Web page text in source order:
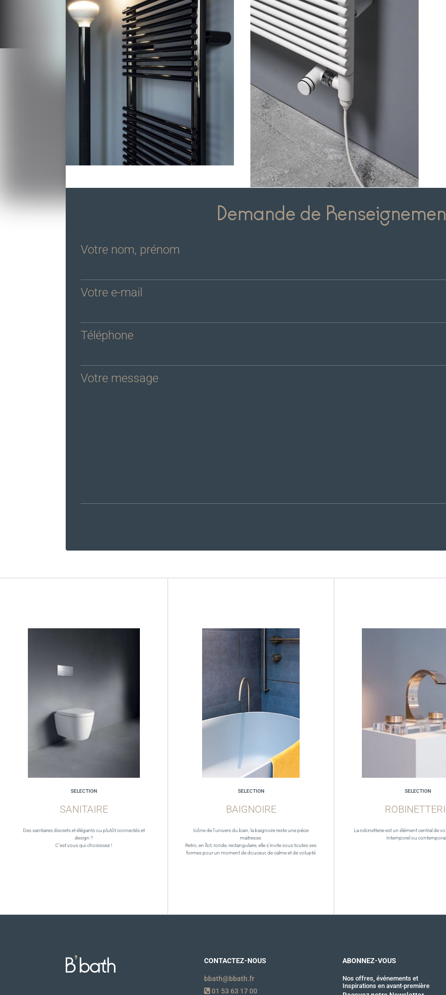
Demande de
Votre nom, prénom
Votre e-mail
Téléphone
Votre message
SELECTION
SANITAIRE
Des sanitaires discrets et élégants ou plutôt connectés et
design ?
C’est vous qui choisissez !
SELECTION
BAIGNOIRE
Icône de l’univers du bain, la baignoire reste une pièce
maitresse.
Retro, en îlot, ronde, rectangulaire, elle s’invite sous toutes ses
formes pour un moment de douceur, de calme et de volupté
SELECTION
La robinetterie est un élément central de
Intemporel ou
CONTACTEZ-NOUS
bbath@bbath.fr
01 53 63 17 00
ABONNEZ-VOUS
Nos offres, événements et
Inspirations en avant-première